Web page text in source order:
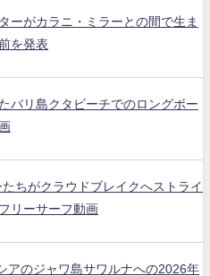
ーがカラニ・ミラーとの間で生ま
を発表
バリ島クタビーチでのロングボー
ちがクラウドブレイクへストライ
リーサーフ動画
アのジャワ島サワルナへの2026年